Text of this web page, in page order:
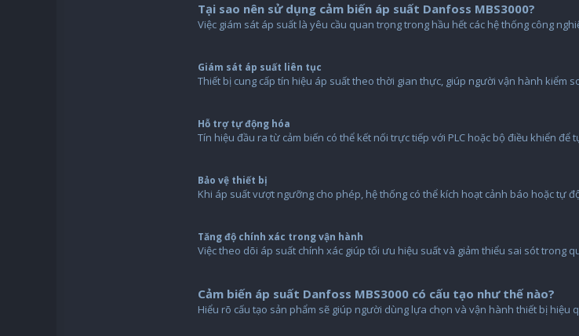
Tại sao nên sử dụng cảm biến áp suất Danfoss MBS3000?
Việc giám sát áp suất là yêu cầu quan trọng trong hầu hết các hệ thống công
Giám sát áp suất liên tục
Thiết bị cung cấp tín hiệu áp suất theo thời gian thực, giúp người vận hành kiểm
Hỗ trợ tự động hóa
Tín hiệu đầu ra từ cảm biến có thể kết nối trực tiếp với PLC hoặc bộ điều khiển
Bảo vệ thiết bị
Khi áp suất vượt ngưỡng cho phép, hệ thống có thể kích hoạt cảnh báo hoặc tự
Tăng độ chính xác trong vận hành
Việc theo dõi áp suất chính xác giúp tối ưu hiệu suất và giảm thiểu sai sót trong
Cảm biến áp suất Danfoss MBS3000 có cấu tạo như thế nào?
Hiểu rõ cấu tạo sản phẩm sẽ giúp người dùng lựa chọn và vận hành thiết bị hiệu